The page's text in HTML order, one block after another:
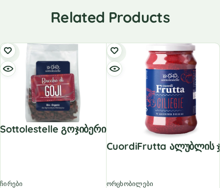
Related Products
Sottolestelle Გოჯიბერი
ჩირები
CuordiFrutta Ალუბლის
ორცხობილები